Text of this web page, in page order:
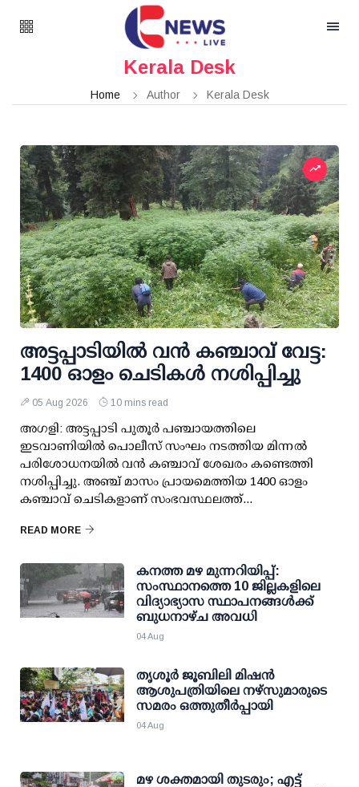
Kerala Desk
Home Author Kerala Desk
അട്ടപ്പാടിയില്‍ വന്‍ കഞ്ചാവ് വേട്ട:
1400 ഓളം ചെടികള്‍ നശിപ്പിച്ചു
05 Aug 2026 10 mins read
അഗളി: അട്ടപ്പാടി പുതൂര്‍ പഞ്ചായത്തിലെ
ഇടവാണിയില്‍ പൊലീസ് സംഘം നടത്തിയ മിന്നല്‍
പരിശോധനയില്‍ വന്‍ കഞ്ചാവ് ശേഖരം കണ്ടെത്തി
നശിപ്പിച്ചു. അഞ്ച് മാസം പ്രായമെത്തിയ 1400 ഓളം
കഞ്ചാവ് ചെടികളാണ് സംഭവസ്ഥലത്ത്...
READ MORE
കനത്ത മഴ മുന്നറിയിപ്പ്:
സംസ്ഥാനത്തെ 10 ജില്ലകളിലെ
വിദ്യാഭ്യാസ സ്ഥാപനങ്ങള്‍ക്ക്
ബുധനാഴ്ച അവധി
04 Aug
തൃശൂര്‍ ജൂബിലി മിഷന്‍
ആശുപത്രിയിലെ നഴ്സുമാരുടെ
സമരം ഒത്തുതീര്‍പ്പായി
04 Aug
മഴ ശക്തമായി തുടരും; എട്ട്